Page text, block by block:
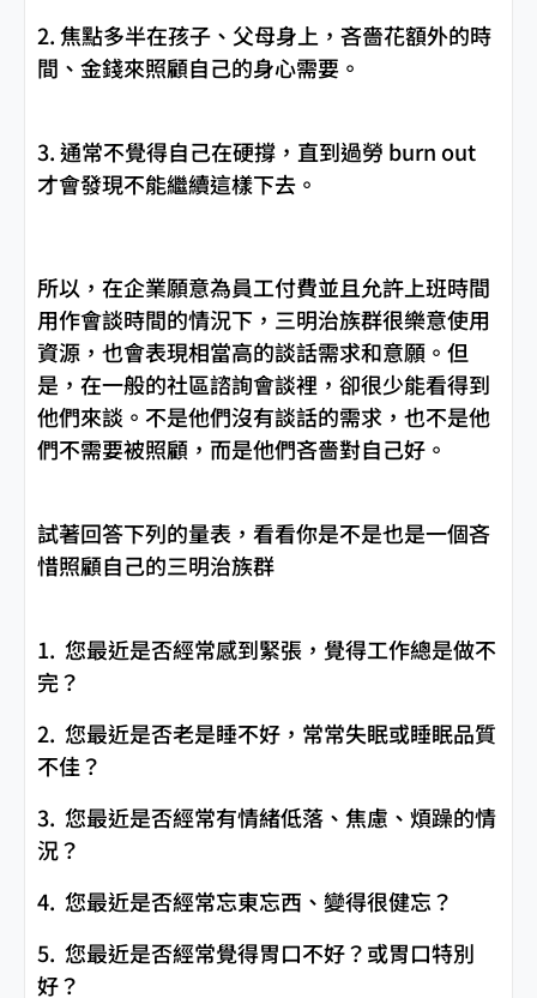
2. 焦點多半在孩子、父母身上，吝嗇花額外的時
間、金錢來照顧自己的身心需要。
3. 通常不覺得自己在硬撐，直到過勞 burn out
才會發現不能繼續這樣下去。
所以，在企業願意為員工付費並且允許上班時間
用作會談時間的情況下，三明治族群很樂意使用
資源，也會表現相當高的談話需求和意願。但
是，在一般的社區諮詢會談裡，卻很少能看得到
他們來談。不是他們沒有談話的需求，也不是他
們不需要被照顧，而是他們吝嗇對自己好。
試著回答下列的量表，看看你是不是也是一個吝
惜照顧自己的三明治族群
1. 您最近是否經常感到緊張，覺得工作總是做不
完？
2. 您最近是否老是睡不好，常常失眠或睡眠品質
不佳？
3. 您最近是否經常有情緒低落、焦慮、煩躁的情
況？
4. 您最近是否經常忘東忘西、變得很健忘？
5. 您最近是否經常覺得胃口不好？或胃口特別
好？